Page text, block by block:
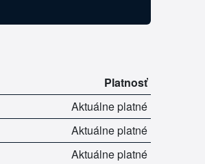
Platnosť
Aktuálne platné
Aktuálne platné
Aktuálne platné